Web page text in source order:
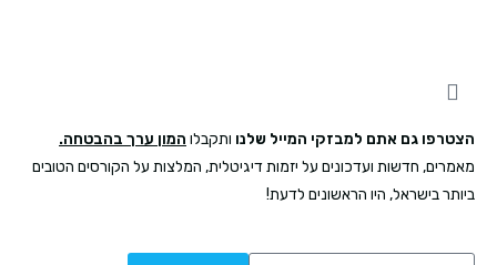
הצטרפו גם אתם למבזקי המייל שלנו ותקבלו המון ערך בהבטחה.
מאמרים, חדשות ועדכונים על יזמות דיגיטלית, המלצות על הקורסים הטובים
ביותר בישראל, היו הראשונים לדעת!